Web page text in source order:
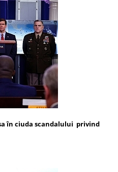
în ciuda scandalului privind